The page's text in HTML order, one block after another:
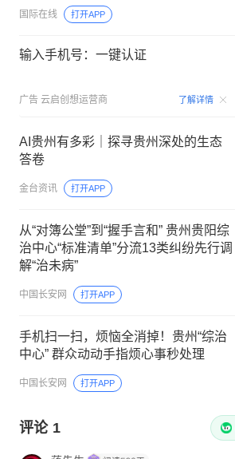
国际在线 打开APP
输入手机号：一键认证
广告 云启创想运营商 了解详情
AI贵州有多彩｜探寻贵州深处的生态
答卷
金台资讯 打开APP
从“对簿公堂”到“握手言和” 贵州贵阳综
治中心“标准清单”分流13类纠纷先行调
解“治未病”
中国长安网 打开APP
手机扫一扫，烦恼全消掉！贵州“综治
中心” 群众动动手指烦心事秒处理
中国长安网 打开APP
评论 1